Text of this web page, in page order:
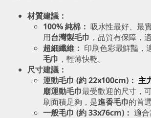
材質建議：
100% 純棉： 吸水性最好、最
用台灣製毛巾 ，品質有保障，
超細纖維： 印刷色彩最鮮豔，
毛巾 ，輕薄快乾。
尺寸建議：
運動毛巾 (約 22x100cm)： 主
廟運動毛巾最受歡迎的尺寸，
刷面積足夠，是進香毛巾的首選
一般毛巾 (約 33x76cm)： 適合